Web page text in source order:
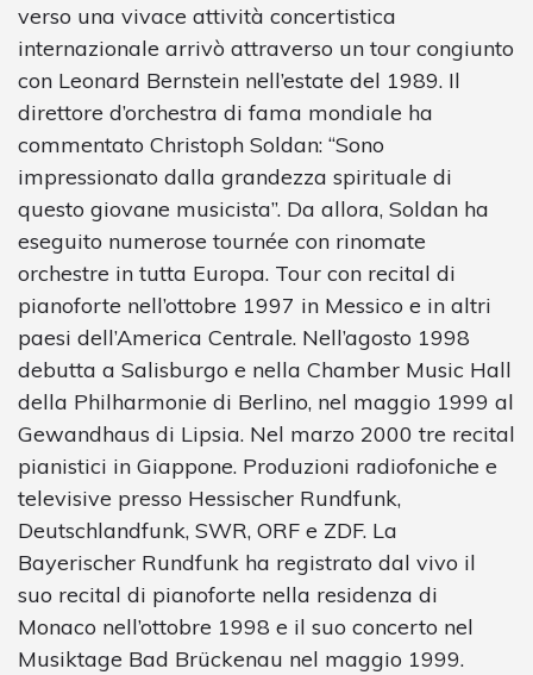
verso una vivace attività concertistica
internazionale arrivò attraverso un tour congiunto
con Leonard Bernstein nell’estate del 1989. Il
direttore d’orchestra di fama mondiale ha
commentato Christoph Soldan: “Sono
impressionato dalla grandezza spirituale di
questo giovane musicista”. Da allora, Soldan ha
eseguito numerose tournée con rinomate
orchestre in tutta Europa. Tour con recital di
pianoforte nell’ottobre 1997 in Messico e in altri
paesi dell’America Centrale. Nell’agosto 1998
debutta a Salisburgo e nella Chamber Music Hall
della Philharmonie di Berlino, nel maggio 1999 al
Gewandhaus di Lipsia. Nel marzo 2000 tre recital
pianistici in Giappone. Produzioni radiofoniche e
televisive presso Hessischer Rundfunk,
Deutschlandfunk, SWR, ORF e ZDF. La
Bayerischer Rundfunk ha registrato dal vivo il
suo recital di pianoforte nella residenza di
Monaco nell’ottobre 1998 e il suo concerto nel
Musiktage Bad Brückenau nel maggio 1999.